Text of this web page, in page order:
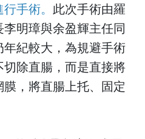
手術。 此次手術由羅
明璋與余盈輝主任同
紀較大，為規避手術
除直腸，而是直接將
，將直腸上托、固定